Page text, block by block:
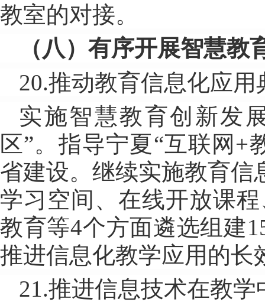
教室的对接。
（八）有序开展智慧教
20.推动教育信息化应用
实施智慧教育创新发
区”。指导宁夏“互联网+
省建设。继续实施教育
学习空间、在线开放课
教育等4个方面遴选组建
推进信息化教学应用的长
21.推进信息技术在教